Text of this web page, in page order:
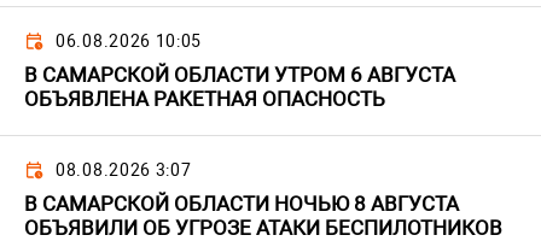
06.08.2026 10:05
В САМАРСКОЙ ОБЛАСТИ УТРОМ 6 АВГУСТА
ОБЪЯВЛЕНА РАКЕТНАЯ ОПАСНОСТЬ
08.08.2026 3:07
В САМАРСКОЙ ОБЛАСТИ НОЧЬЮ 8 АВГУСТА
ОБЪЯВИЛИ ОБ УГРОЗЕ АТАКИ БЕСПИЛОТНИКОВ